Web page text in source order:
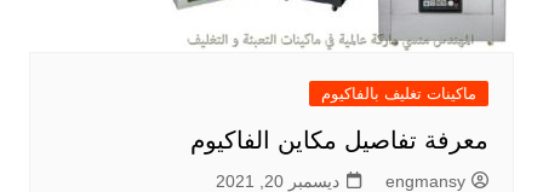
ماكينات تغليف بالفاكيوم
معرفة تفاصيل مكاين الفاكيوم
engmansy ديسمبر 20, 2021